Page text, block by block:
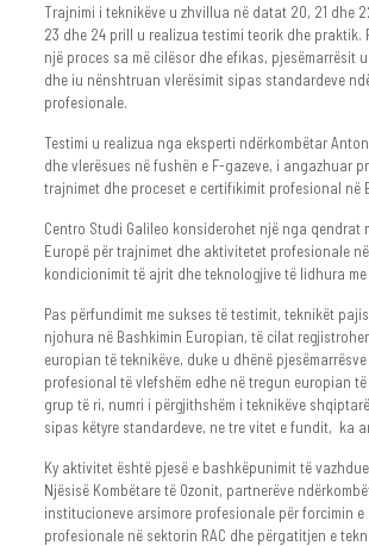
Trajnimi i teknikëve u zhvillua në datat 20, 21 dhe
23 dhe 24 prill u realizua testimi teorik dhe praktik.
një proces sa më cilësor dhe efikas, pjesëmarrësit
dhe iu nënshtruan vlerësimit sipas standardeve
profesionale.
Testimi u realizua nga eksperti ndërkombëtar
dhe vlerësues në fushën e F-gazeve, i angazhuar
trajnimet dhe proceset e certifikimit profesional në
Centro Studi Galileo konsiderohet një nga qendrat
Europë për trajnimet dhe aktivitetet profesionale
kondicionimit të ajrit dhe teknologjive të lidhura me
Pas përfundimit me sukses të testimit, teknikët
njohura në Bashkimin Europian, të cilat
europian të teknikëve, duke u dhënë
profesional të vlefshëm edhe në tregun europian të
grup të ri, numri i përgjithshëm i teknikëve
sipas këtyre standardeve, ne tre vitet e fundit, ka
Ky aktivitet është pjesë e bashkëpunimit të
Njësisë Kombëtare të Ozonit, partnerëve
institucioneve arsimore profesionale për forcimin e
profesionale në sektorin RAC dhe përgatitjen e